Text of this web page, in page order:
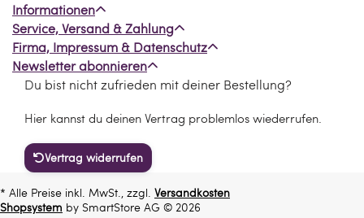
Informationen
Service, Versand & Zahlung
Firma, Impressum & Datenschutz
Newsletter abonnieren
Du bist nicht zufrieden mit deiner Bestellung?
Hier kannst du deinen Vertrag problemlos wiederrufen.
Vertrag widerrufen
* Alle Preise inkl. MwSt., zzgl. Versandkosten
Shopsystem by SmartStore AG © 2026